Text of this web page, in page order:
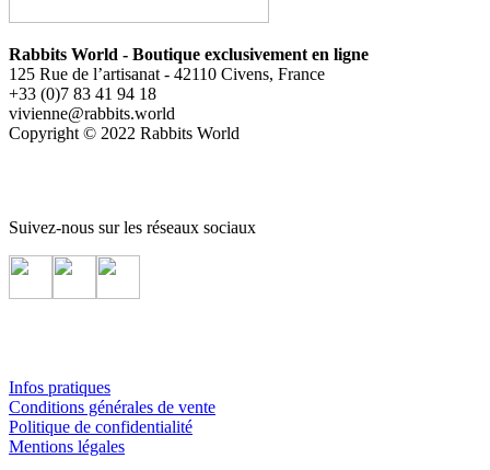
Rabbits World - Boutique exclusivement en ligne
125 Rue de l’artisanat - 42110 Civens, France
+33 (0)7 83 41 94 18
vivienne@rabbits.world
Copyright © 2022 Rabbits World
Suivez-nous sur les réseaux sociaux
Infos pratiques
Conditions générales de vente
Politique de confidentialité
Mentions légales